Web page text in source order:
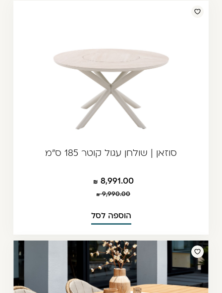
סוזאן | שולחן עגול קוטר 185 ס"מ
8,991.00
9,990.00
הוספה לסל